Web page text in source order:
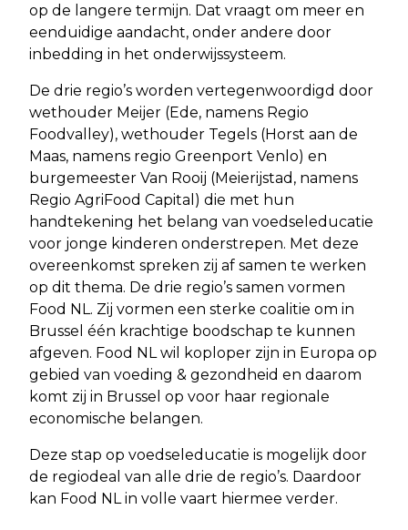
op de langere termijn. Dat vraagt om meer en
eenduidige aandacht, onder andere door
inbedding in het onderwijssysteem.
De drie regio’s worden vertegenwoordigd door
wethouder Meijer (Ede, namens Regio
Foodvalley), wethouder Tegels (Horst aan de
Maas, namens regio Greenport Venlo) en
burgemeester Van Rooij (Meierijstad, namens
Regio AgriFood Capital) die met hun
handtekening het belang van voedseleducatie
voor jonge kinderen onderstrepen. Met deze
overeenkomst spreken zij af samen te werken
op dit thema. De drie regio’s samen vormen
Food NL. Zij vormen een sterke coalitie om in
Brussel één krachtige boodschap te kunnen
afgeven. Food NL wil koploper zijn in Europa op
gebied van voeding & gezondheid en daarom
komt zij in Brussel op voor haar regionale
economische belangen.
Deze stap op voedseleducatie is mogelijk door
de regiodeal van alle drie de regio’s. Daardoor
kan Food NL in volle vaart hiermee verder.